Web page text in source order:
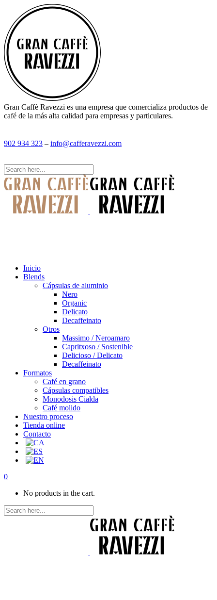
Gran Caffè Ravezzi es una empresa que comercializa productos de
café de la más alta calidad para empresas y particulares.
902 934 323 – info@cafferavezzi.com
Inicio
Blends
Cápsulas de aluminio
Nero
Organic
Delicato
Decaffeinato
Otros
Massimo / Neroamaro
Capritxoso / Sostenible
Delicioso / Delicato
Decaffeinato
Formatos
Café en grano
Cápsulas compatibles
Monodosis Cialda
Café molido
Nuestro proceso
Tienda online
Contacto
0
No products in the cart.